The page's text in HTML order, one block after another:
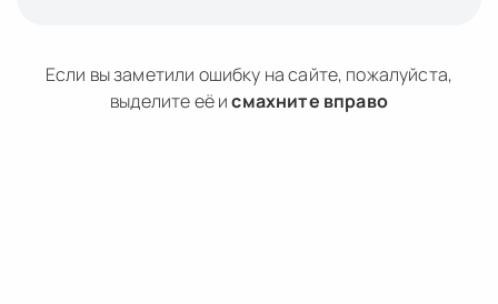
Если вы заметили ошибку на сайте, пожалуйста,
выделите её исмахните вправо